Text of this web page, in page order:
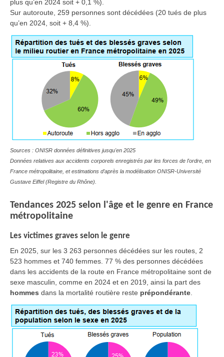
plus qu’en 2024 soit + 0,1 %).
Sur autoroute, 259 personnes sont décédées (20 tués de plus
qu’en 2024, soit + 8,4 %).
Sources : ONISR données définitives jusqu'en 2025
Données relatives aux accidents corporels enregistrés par les forces de l'ordre, en
France métropolitaine, et estimations d’après la modélisation ONISR-Université
Gustave Eiffel (Registre du Rhône).
Tendances 2025 selon l'âge et le genre en France
métropolitaine
Les victimes graves selon le genre
En 2025, sur les 3 263 personnes décédées sur les routes, 2
523 hommes et 740 femmes. 77 % des personnes décédées
dans les accidents de la route en France métropolitaine sont de
sexe masculin, comme en 2024 et en 2019, ainsi la part des
hommes dans la mortalité routière reste prépondérante